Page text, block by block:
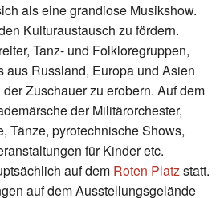
als eine grandiose Musikshow.
Kulturaustausch zu fördern.
Tanz- und Folkloregruppen,
aus Russland, Europa und Asien
Zuschauer zu erobern. Auf dem
der Militärorchester,
Tänze, pyrotechnische Shows,
für Kinder etc.
auf dem Roten Platzstatt.
auf dem Ausstellungsgelände